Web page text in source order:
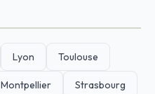
Lyon Toulouse
Montpellier Strasbourg